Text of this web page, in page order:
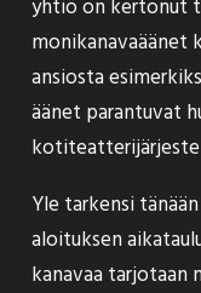
yhtiö on kertonut
monikanavaäänet
ansiosta
äänet parantuvat
Yle tarkensi
aloituksen
kanavaa tarjotaan